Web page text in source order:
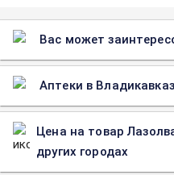
Вас может
Аптеки в
Цена на товар
других городах